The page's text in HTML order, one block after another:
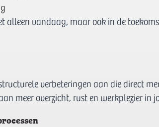
alleen vandaag, maar ook in de
verbeteringen aan die direct
meer overzicht, rust en werkplezier in